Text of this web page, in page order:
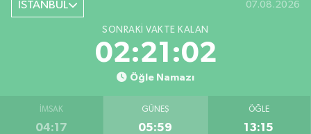
İSTANBUL 07.08.2026
SONRAKI VAKTE KALAN
02:21:02
Öğle Namazı
İMSAK
04:17
GÜNEŞ
05:59
ÖĞLE
13:15